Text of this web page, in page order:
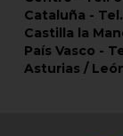
Cataluña -
Castilla la
País Vasco -
Asturias /